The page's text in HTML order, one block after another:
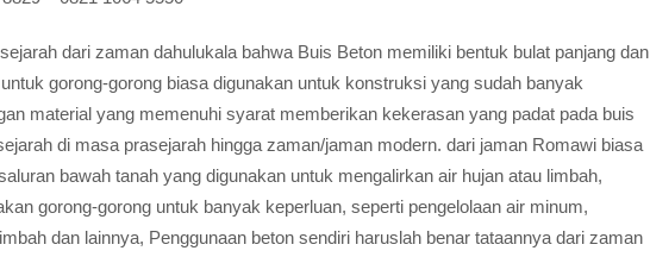
dari zaman dahulukala bahwa Buis Beton memiliki bentuk bulat panjang dan
gorong-gorong biasa digunakan untuk konstruksi yang sudah banyak
material yang memenuhi syarat memberikan kekerasan yang padat pada buis
di masa prasejarah hingga zaman/jaman modern. dari jaman Romawi biasa
bawah tanah yang digunakan untuk mengalirkan air hujan atau limbah,
gorong-gorong untuk banyak keperluan, seperti pengelolaan air minum,
dan lainnya, Penggunaan beton sendiri haruslah benar tataannya dari zaman